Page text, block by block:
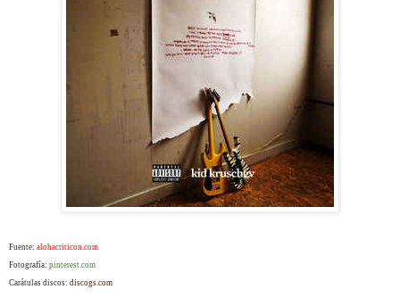
Fuente: alohacriticon.com
Fotografía: pinterest.com
Carátulas discos: discogs.com